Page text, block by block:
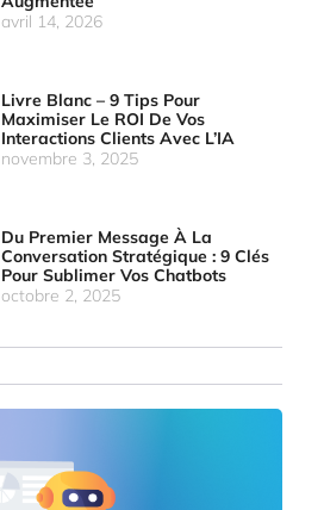
avril 14, 2026
Livre Blanc – 9 Tips Pour
Maximiser Le ROI De Vos
Interactions Clients Avec L’IA
novembre 3, 2025
Du Premier Message À La
Conversation Stratégique : 9 Clés
Pour Sublimer Vos Chatbots
octobre 2, 2025